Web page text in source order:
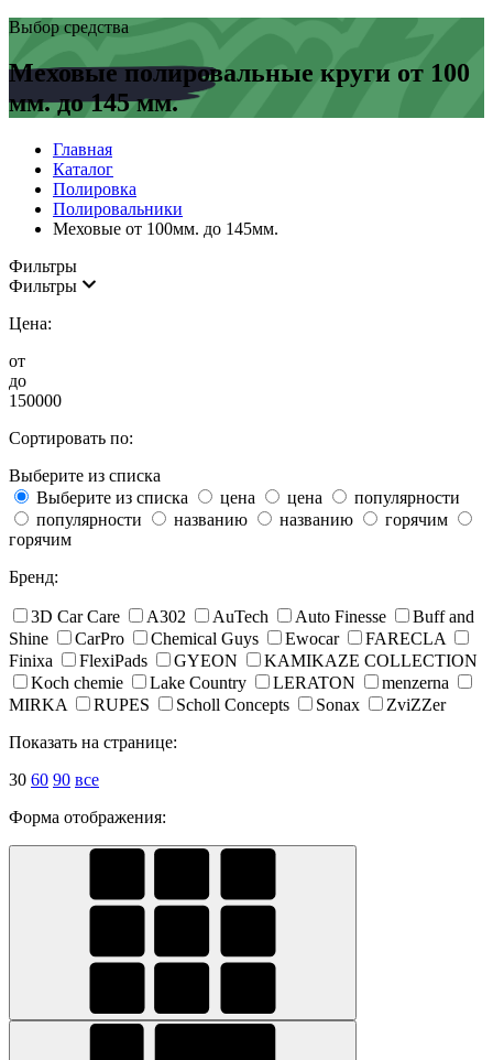
Выбор средства
Меховые полировальные круги от 100
мм. до 145 мм.
Главная
Каталог
Полировка
Полировальники
Меховые от 100мм. до 145мм.
Фильтры
Фильтры
Цена:
от
до
150000
Сортировать по:
Выберите из списка
Выберите из списка
цена цена
популярности
популярности
названию названию
горячим
горячим
Бренд:
3D Car Care A302 AuTech Auto Finesse
Buff and
Shine
CarPro Chemical Guys Ewocar
FARECLA
Finixa
FlexiPads GYEON
KAMIKAZE COLLECTION
Koch chemie
Lake Country LERATON
menzerna
MIRKA
RUPES Scholl Concepts Sonax
ZviZZer
Показать на странице:
30 60 90 все
Форма отображения: